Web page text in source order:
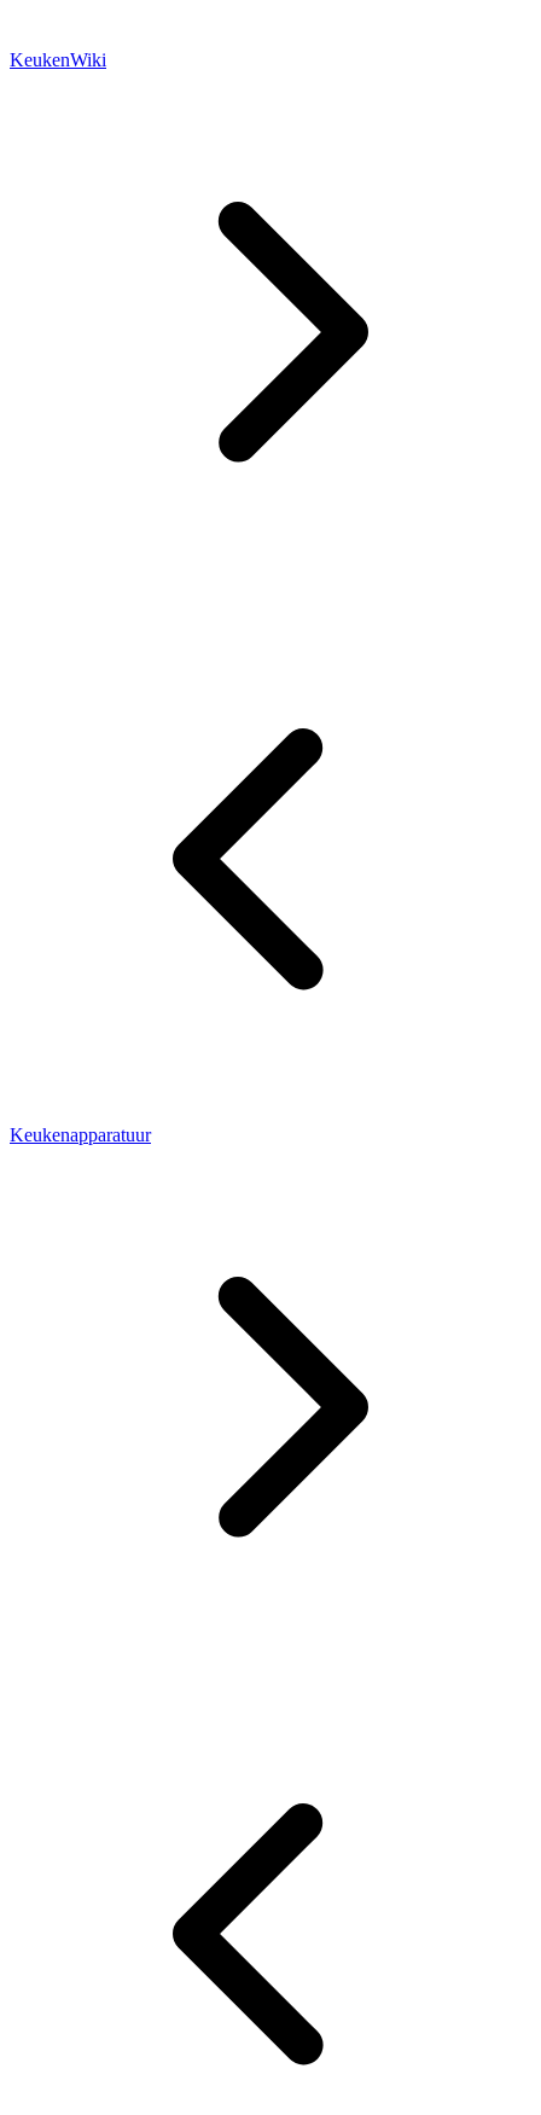
KeukenWiki
Keukenapparatuur